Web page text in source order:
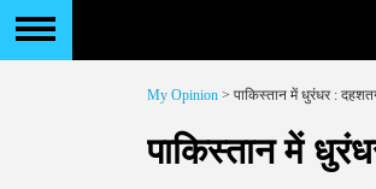
My Opinion > पाकिस्तान में धुरंधर :
पाकिस्तान में